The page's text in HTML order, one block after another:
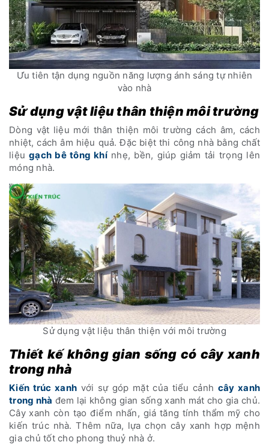
Ưu tiên tận dụng nguồn năng lượng ánh sáng tự nhiên
vào nhà
Sử dụng vật liệu thân thiện môi trường
Dòng vật liệu mới thân thiện môi trường cách âm, cách
nhiệt, cách âm hiệu quả. Đặc biệt thi công nhà bằng chất
liệugạch bê tông khí nhẹ, bền, giúp giảm tải trọng lên
móng nhà.
Sử dụng vật liệu thân thiện với môi trường
Thiết kế không gian sống có cây xanh
trong nhà
Kiến trúc xanh với sự góp mặt của tiểu cảnh cây xanh
trong nhà đem lại không gian sống xanh mát cho gia chủ.
Cây xanh còn tạo điểm nhấn, giá tăng tính thẩm mỹ cho
kiến trúc nhà. Thêm nữa, lựa chọn cây xanh hợp mệnh
gia chủ tốt cho phong thuỷ nhà ở.